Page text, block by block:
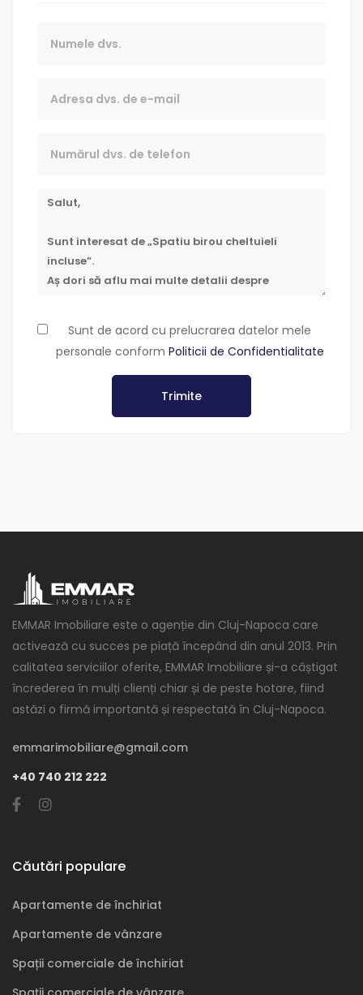
Sunt de acord cu prelucrarea datelor mele
personale conform Politicii de Confidentialitate
Trimite
EMMAR Imobiliare este o agenție din Cluj-Napoca care
activează cu succes pe piață începând din anul 2013. Prin
calitatea serviciilor oferite, EMMAR Imobiliare și-a câștigat
încrederea în mulți clienți chiar și de peste hotare, fiind
astăzi o firmă importantă și respectată în Cluj-Napoca.
emmarimobiliare@gmail.com
+40 740 212 222
Căutări populare
Apartamente de închiriat
Apartamente de vânzare
Spații comerciale de închiriat